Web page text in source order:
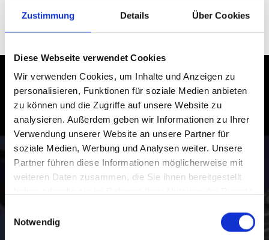
Zustimmung Details Über Cookies
Diese Webseite verwendet Cookies
Wir verwenden Cookies, um Inhalte und Anzeigen zu
personalisieren, Funktionen für soziale Medien anbieten
zu können und die Zugriffe auf unsere Website zu
analysieren. Außerdem geben wir Informationen zu Ihrer
Verwendung unserer Website an unsere Partner für
soziale Medien, Werbung und Analysen weiter. Unsere
Partner führen diese Informationen möglicherweise mit
weiteren Daten zusammen, die Sie ihnen bereitgestellt
Notwendig
PRADHIKE
Wandern im Vinschgau in Südtirol –
Abenteuer und Genuss
Von einfachen Panoramawanderungen bis zu
hochalpinen Bergtouren: Das weitläufige Netz an
Wanderwegen im Vinschgau ist so abwechslungsreich
wie die Ferienregion selbst.